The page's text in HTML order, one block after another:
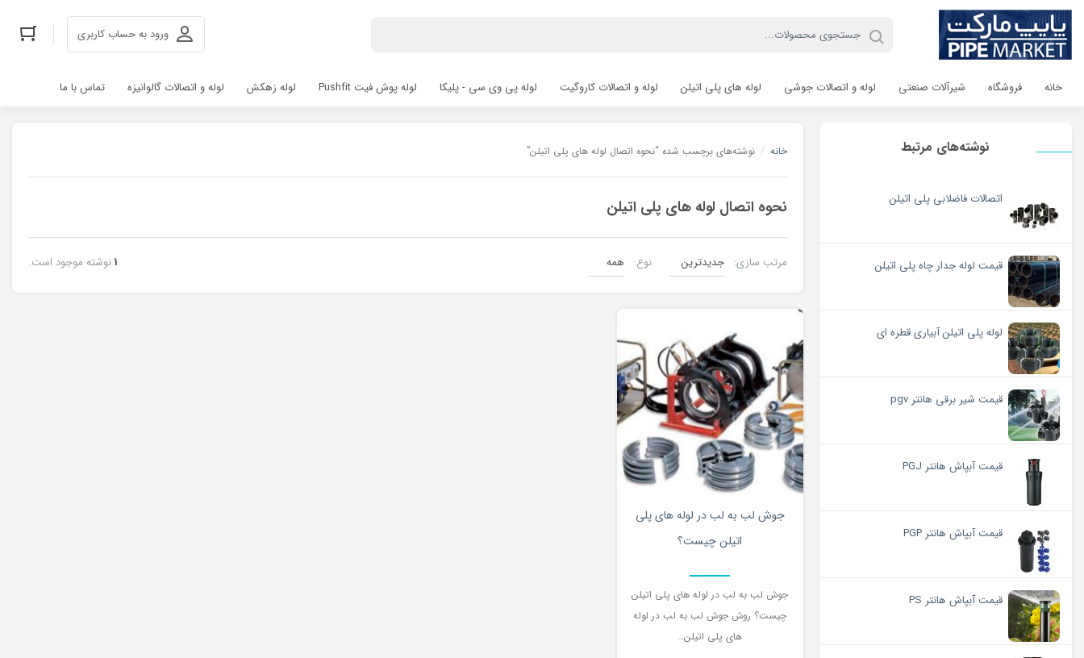
ورود به حساب کاربری
خانه فروشگاه شیرآلات صنعتی لوله و اتصالات جوشی لوله های پلی اتیلن لوله و اتصالات کاروگیت لوله پی وی سی - پلیکا لوله پوش فیت Pushfit لوله زهکش لوله و اتصالات گالوانیزه تماس با ما
نوشته‌های مرتبط
اتصالات فاضلابی پلی اتیلن
قیمت لوله جدار چاه پلی اتیلن
لوله پلی اتیلن آبیاری قطره ای
قیمت شیر برقی هانتر pgv
قیمت آبپاش هانتر PGJ
قیمت آبپاش هانتر PGP
قیمت آبپاش هانتر PS
خانه / نوشته‌های برچسب شده “نحوه اتصال لوله های پلی اتیلن”
نحوه اتصال لوله های پلی اتیلن
مرتب سازی: نوع: 1نوشته موجود است.
جوش لب به لب در لوله های پلی
اتیلن چیست؟
جوش لب به لب در لوله های پلی اتیلن
چیست؟ روش جوش لب به لب در لوله
های پلی اتیلن…